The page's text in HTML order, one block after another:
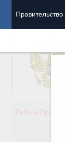
Правительство
Работа